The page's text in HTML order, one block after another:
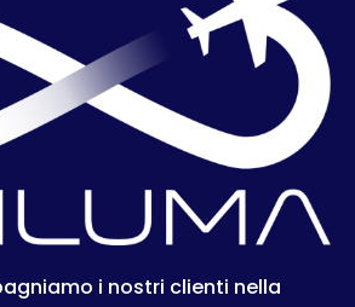
i nostri clienti nella